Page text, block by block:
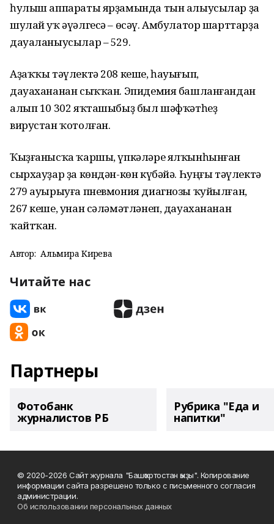
һулыш аппараты ярҙамында тын алыусылар ҙа
шулай уҡ әүәлгесә – өсәү. Амбулатор шарттарҙа
дауаланыусылар – 529.
Аҙаҡҡы тәүлектә 208 кеше, һауығып,
дауахананан сыҡҡан. Эпидемия башланғандан
алып 10 302 яҡташыбыҙ был шәфҡәтһеҙ
вирустан ҡотолған.
Ҡыҙғанысҡа ҡаршы, үпкәләре ялҡынһынған
сырхауҙар ҙа көндән-көн күбәйә. Һуңғы тәүлектә
279 ауырыуға пневмония диагнозы ҡуйылған,
267 кеше, унан сәләмәтләнеп, дауахананан
ҡайтҡан.
Автор: Альмира Кирәева
Читайте нас
Партнеры
Фотобанк
журналистов РБ
Рубрика "Еда и
напитки"
© 2020-2026 Сайт журнала "Башҡортостан ҡыҙы". Копирование
информации сайта разрешено только с письменного согласия
администрации.
Об использовании персональных данных